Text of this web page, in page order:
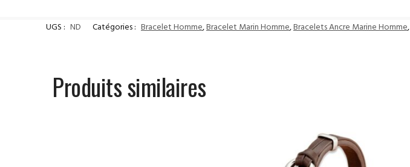
UGS : ND Catégories : Bracelet Homme,Bracelet Marin Homme,Bracelets Ancre Marine Homme,
Produits similaires